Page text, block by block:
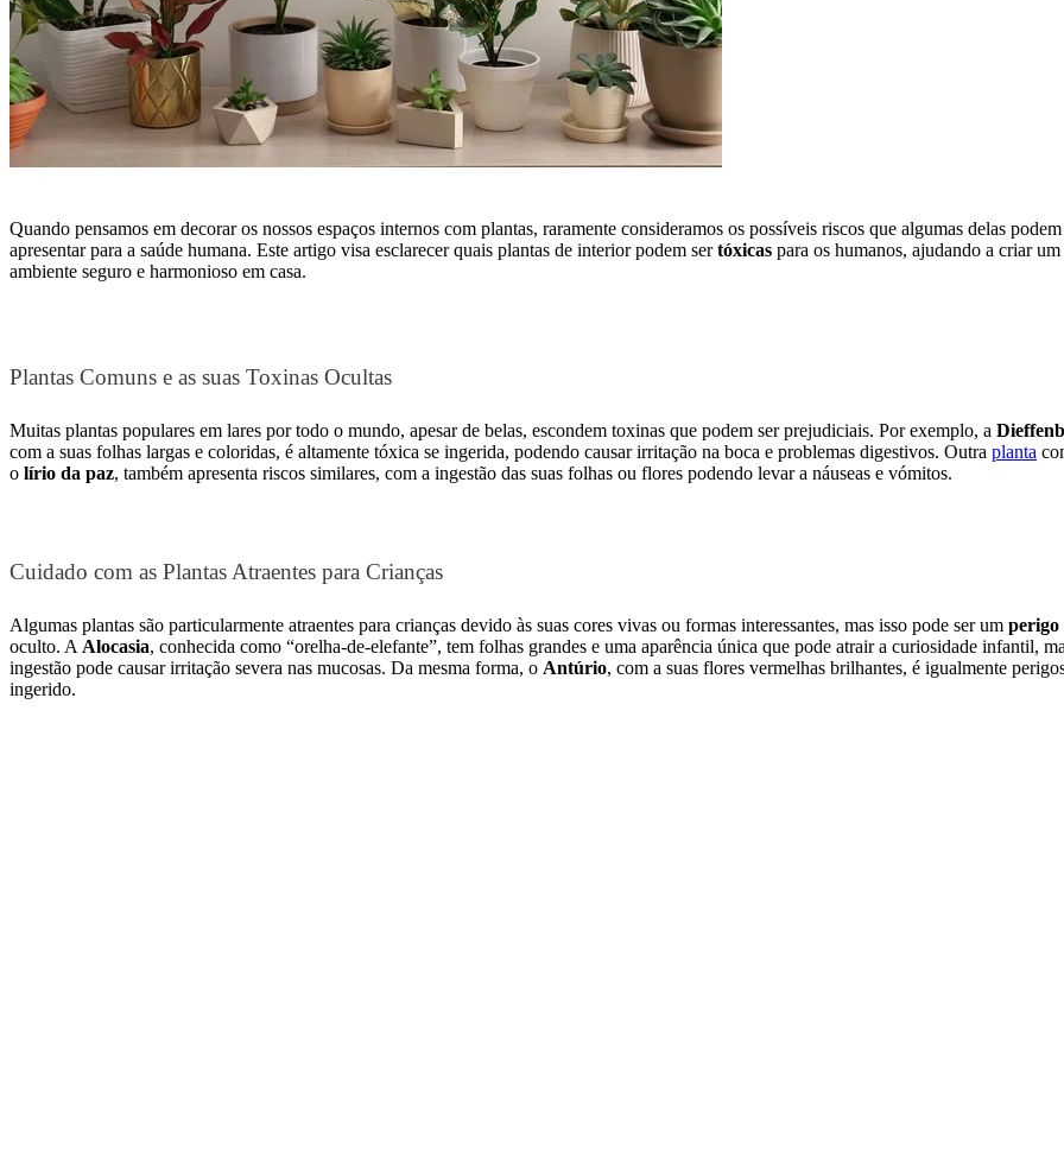
Quando pensamos em decorar os nossos espaços internos com plantas, raramente consideramos os possíveis riscos que algumas delas podem
apresentar para a saúde humana. Este artigo visa esclarecer quais plantas de interior podem sertóxicas para os humanos, ajudando a criar um
ambiente seguro e harmonioso em casa.
Plantas Comuns e as suas Toxinas Ocultas
Muitas plantas populares em lares por todo o mundo, apesar de belas, escondem toxinas que podem ser prejudiciais. Por exemplo, a
com a suas folhas largas e coloridas, é altamente tóxica se ingerida, podendo causar irritação na boca e problemas digestivos. Outra planta
o lírio da paz, também apresenta riscos similares, com a ingestão das suas folhas ou flores podendo levar a náuseas e vómitos.
Cuidado com as Plantas Atraentes para Crianças
Algumas plantas são particularmente atraentes para crianças devido às suas cores vivas ou formas interessantes, mas isso pode ser um perigo
oculto. A Alocasia, conhecida como “orelha-de-elefante”, tem folhas grandes e uma aparência única que pode atrair a curiosidade infantil,
ingestão pode causar irritação severa nas mucosas. Da mesma forma, o Antúrio, com a suas flores vermelhas brilhantes, é igualmente
ingerido.